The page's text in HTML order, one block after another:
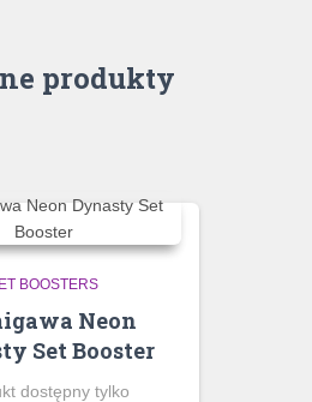
produkty
BOOSTERS
Neon
Set Booster
dostępny tylko